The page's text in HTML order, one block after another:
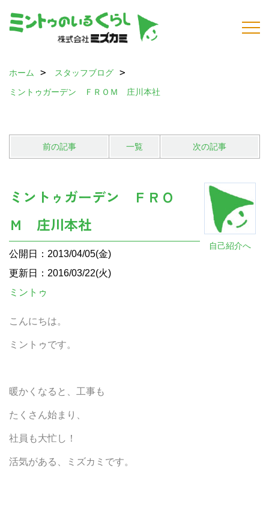
ホーム
スタッフブログ
ミントゥガーデン ＦＲＯＭ 庄川本社
前の記事 一覧 次の記事
自己紹介へ
ミントゥガーデン ＦＲＯ
Ｍ 庄川本社
公開日：2013/04/05(金)
更新日：2016/03/22(火)
ミントゥ
こんにちは。
ミントゥです。
暖かくなると、工事も
たくさん始まり、
社員も大忙し！
活気がある、ミズカミです。